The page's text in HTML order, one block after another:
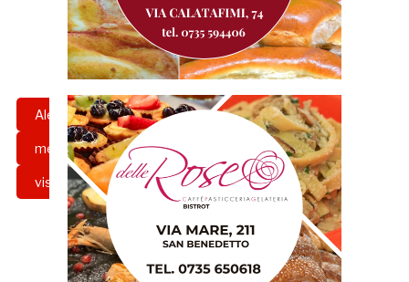
Alessandro marchi calciomercato
mercato Samb Serie C
vis pesaro